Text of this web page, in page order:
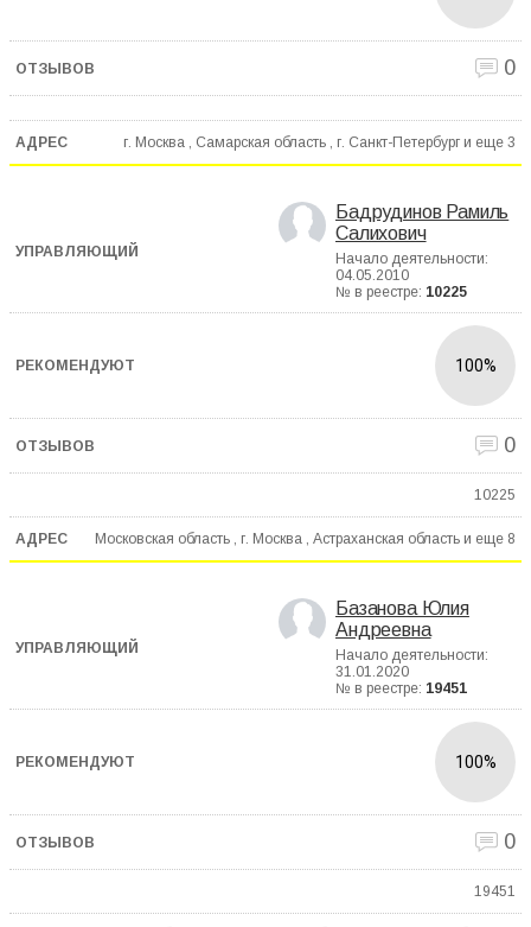
0
г. Москва , Самарская область , г. Санкт-Петербург и еще 3
Бадрудинов Рамиль
Салихович
Начало деятельности:
04.05.2010
№ в реестре: 10225
100%
0
10225
Московская область , г. Москва , Астраханская область и еще 8
Базанова Юлия
Андреевна
Начало деятельности:
31.01.2020
№ в реестре: 19451
100%
0
19451